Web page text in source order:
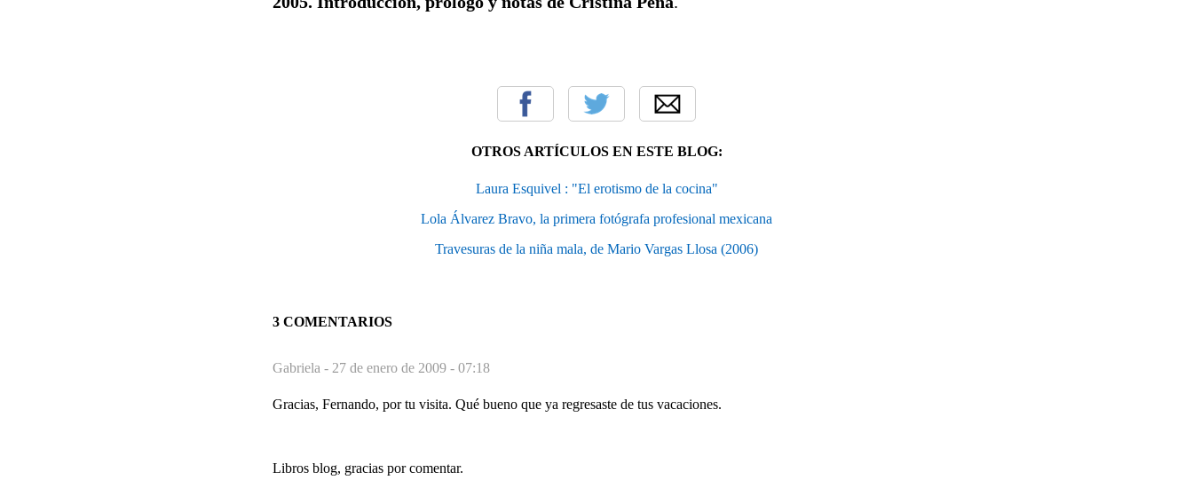
OTROS ARTÍCULOS EN ESTE BLOG:
Laura Esquivel : "El erotismo de la cocina"
Lola Álvarez Bravo, la primera fotógrafa profesional mexicana
Travesuras de la niña mala, de Mario Vargas Llosa (2006)
3 COMENTARIOS
Gabriela - 27 de enero de 2009 - 07:18
Gracias, Fernando, por tu visita. Qué bueno que ya regresaste de tus vacaciones.
Libros blog, gracias por comentar.